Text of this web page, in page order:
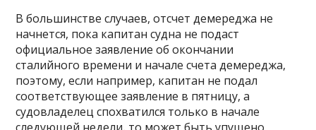
В большинстве случаев, отсчет демереджа не
начнется, пока капитан судна не подаст
официальное заявление об окончании
сталийного времени и начале счета демереджа,
поэтому, если например, капитан не подал
соответствующее заявление в пятницу, а
судовладелец спохватился только в начале